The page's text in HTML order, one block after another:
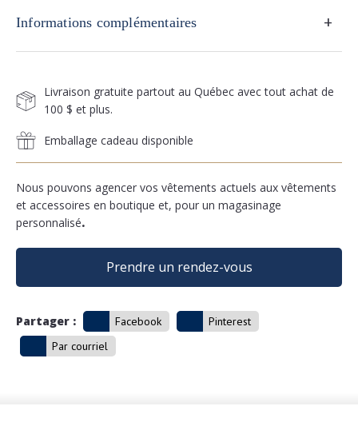
Informations complémentaires +
Livraison gratuite partout au Québec avec tout achat de
100 $ et plus.
Emballage cadeau disponible
Nous pouvons agencer vos vêtements actuels aux vêtements
et accessoires en boutique et, pour un magasinage
personnalisé.
Prendre un rendez-vous
Partager : Facebook
Pinterest
Par courriel